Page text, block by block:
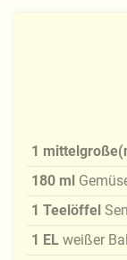
1
180 ml
1 Teelöffel
1 EL weißer